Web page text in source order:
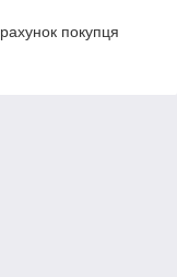
покупця